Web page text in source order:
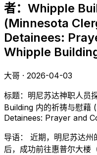
者：Whipple
(Minnesota
Detainees:
Whipple
大哥 · 2026-04-03
标题：明尼苏达神职人员
Building 内的祈祷与慰藉
Detainees: Prayer and
导语： 近期，明尼苏达
后，成功前往惠普尔大楼